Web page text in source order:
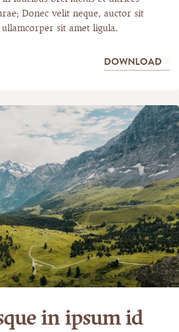
Donec velit neque, auctor sit
sit amet ligula.
DOWNLOAD
in ipsum id